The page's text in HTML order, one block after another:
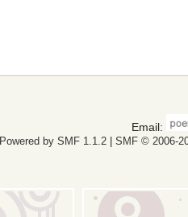
Email:
Powered by SMF 1.1.2| SMF © 2006-